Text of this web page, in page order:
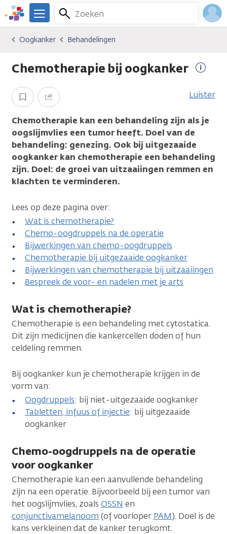
Overslaan
en
gaan
We
er
je.
Zoeken
Menu
Kankersoorten
Oogkanker
Behandelingen
Oogkanker Behandelingen
Chemotherapie bij oogkanker
Opslaan Delen Luister
Chemotherapie kan een behandeling zijn als je
oogslijmvlies een tumor heeft. Doel van de
behandeling: genezing. Ook bij uitgezaaide
oogkanker kan chemotherapie een behandeling
zijn. Doel: de groei van uitzaaiingen remmen en
klachten te verminderen.
Lees op deze pagina over:
Wat is chemotherapie?
Chemo-oogdruppels na de operatie
Bijwerkingen van chemo-oogdruppels
Chemotherapie bij uitgezaaide oogkanker
Bijwerkingen van chemotherapie bij uitzaaiingen
Bespreek de voor- en nadelen met je arts
Wat is chemotherapie?
Chemotherapie is een behandeling met cytostatica.
Dit zijn medicijnen die kankercellen doden of hun
celdeling remmen.
Bij oogkanker kun je chemotherapie krijgen in de
vorm van:
Oogdruppels: bij niet-uitgezaaide oogkanker
Tabletten, infuus of injectie: bij uitgezaaide
oogkanker
Chemo-oogdruppels na de operatie
voor oogkanker
Chemotherapie kan een aanvullende behandeling
zijn na een operatie. Bijvoorbeeld bij een tumor van
het oogslijmvlies, zoals OSSN en
conjunctivamelanoom (of voorloper PAM). Doel is de
kans verkleinen dat de kanker terugkomt.